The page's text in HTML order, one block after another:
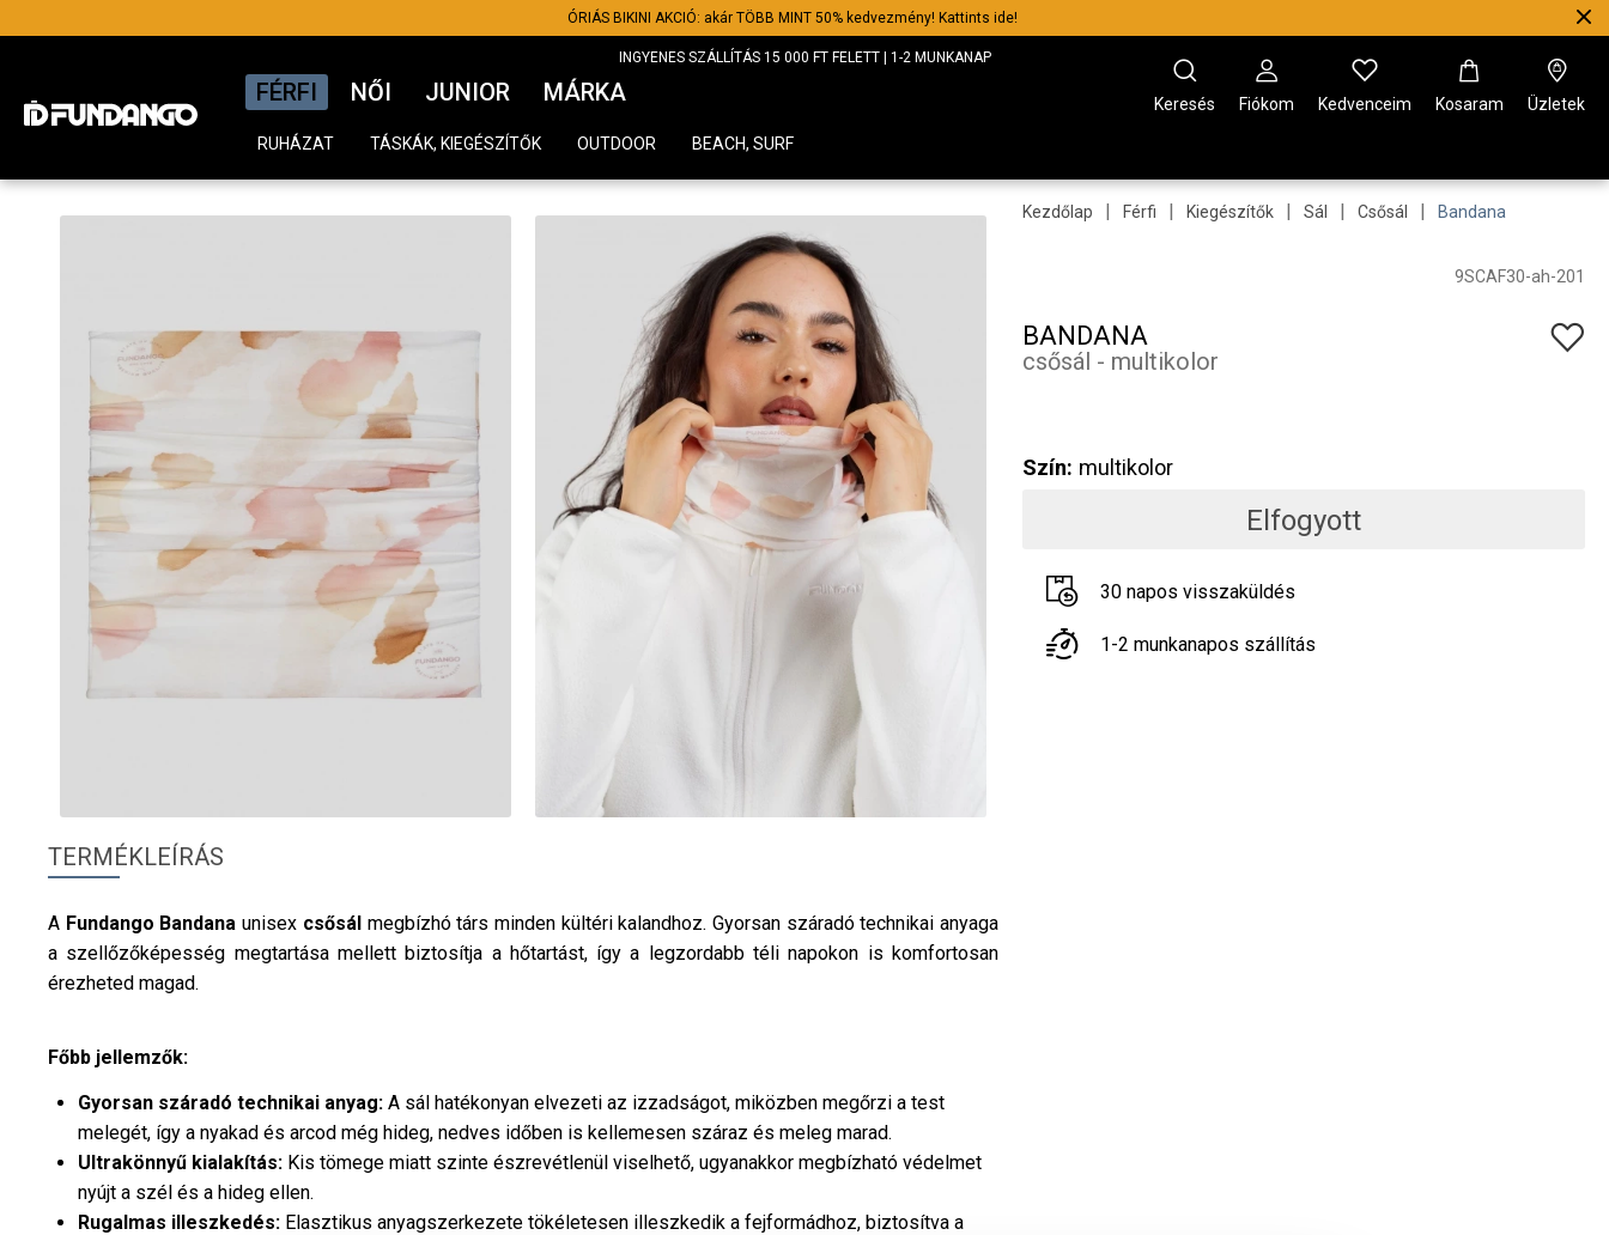
ÓRIÁS BIKINI AKCIÓ: akár TÖBB MINT 50% kedvezmény! Kattints ide!
INGYENES SZÁLLÍTÁS 15 000 FT FELETT | 1-2 MUNKANAP
FÉRFI NŐI JUNIOR MÁRKA
RUHÁZAT TÁSKÁK, KIEGÉSZÍTŐK OUTDOOR BEACH, SURF
Keresés Fiókom Kedvenceim Kosaram Üzletek
TERMÉKLEÍRÁS
A Fundango Bandanaunisex csősál megbízhó társ minden kültéri kalandhoz. Gyorsan száradó technikai anyaga
a szellőzőképesség megtartása mellett biztosítja a hőtartást, így a legzordabb téli napokon is komfortosan
érezheted magad.
Főbb jellemzők:
Gyorsan száradó technikai anyag: A sál hatékonyan elvezeti az izzadságot, miközben megőrzi a test
melegét, így a nyakad és arcod még hideg, nedves időben is kellemesen száraz és meleg marad.
Ultrakönnyű kialakítás: Kis tömege miatt szinte észrevétlenül viselhető, ugyanakkor megbízható védelmet
nyújt a szél és a hideg ellen.
Rugalmas illeszkedés: Elasztikus anyagszerkezete tökéletesen illeszkedik a fejformádhoz, biztosítva a
Kezdőlap | Férfi | Kiegészítők | Sál | Csősál | Bandana
9SCAF30-ah-201
BANDANA
csősál - multikolor
Szín: multikolor
Elfogyott
30 napos visszaküldés
1-2 munkanapos szállítás